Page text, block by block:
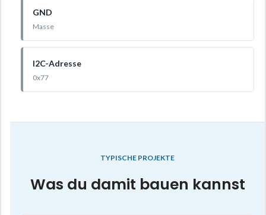
GND
Masse
I2C-Adresse
0x77
TYPISCHE PROJEKTE
Was du damit bauen kannst